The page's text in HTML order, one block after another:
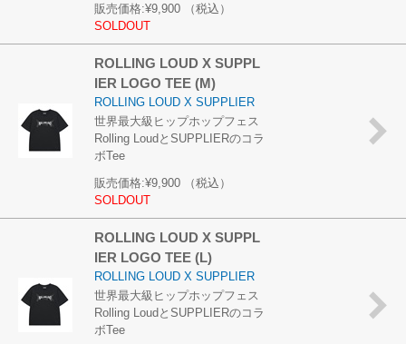
販売価格:¥9,900
（税込）
SOLDOUT
ROLLING LOUD X SUPPL
IER LOGO TEE (M)
ROLLING LOUD X SUPPLIER
世界最大級ヒップホップフェス
Rolling LoudとSUPPLIERのコラ
ボTee
販売価格:¥9,900
（税込）
SOLDOUT
ROLLING LOUD X SUPPL
IER LOGO TEE (L)
ROLLING LOUD X SUPPLIER
世界最大級ヒップホップフェス
Rolling LoudとSUPPLIERのコラ
ボTee